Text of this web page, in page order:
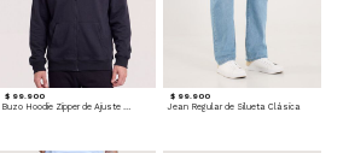
$ 99.900
Buzo Hoodie Zipper de Ajuste Cómodo
$ 99.900
Jean Regular de Silueta Clásica